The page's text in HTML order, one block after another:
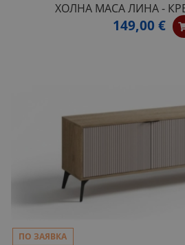
ХОЛНА МАСА ЛИНА -
149,00 €
ПО ЗАЯВКА